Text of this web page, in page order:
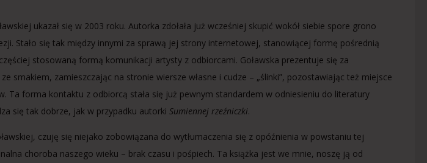
ukazał się w 2003 roku. Autorka zdołała już wcześniej skupić wokół siebie spore grono
Stało się tak między innymi za sprawą jej strony internetowej, stanowiącej formę pośrednią
stosowaną formą komunikacji artysty z odbiorcami. Goławska prezentuje się za
smakiem, zamieszczając na stronie wiersze własne i cudze – „ślinki”, pozostawiając też miejsce
Ta forma kontaktu z odbiorcą stała się już pewnym standardem w odniesieniu do literatury
się tak dobrze, jak w przypadku autorki Sumiennej rzeźniczki.
czuję się niejako zobowiązana do wytłumaczenia się z opóźnienia w powstaniu tej
choroba naszego wieku – brak czasu i pośpiech. Ta książka jest we mnie, noszę ją od